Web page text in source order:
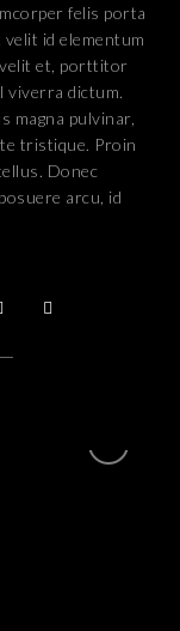
felis porta
id elementum
velit et, porttitor
viverra dictum.
magna pulvinar,
tristique. Proin
Donec
arcu, id